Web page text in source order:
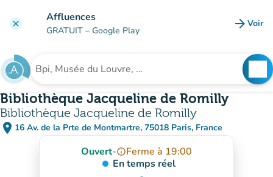
clear Affluences
GRATUIT – Google Play arrow_forward Voir
Rechercher un établissement
Bibliothèque Jacqueline de Romilly
Bibliothèque Jacqueline de Romilly
place 16 Av. de la Prte de Montmartre, 75018 Paris, France
(ouvrir dans Google Maps)
(nouvel onglet)
Ouvert-info_outlineFerme à 19:00
En temps réel